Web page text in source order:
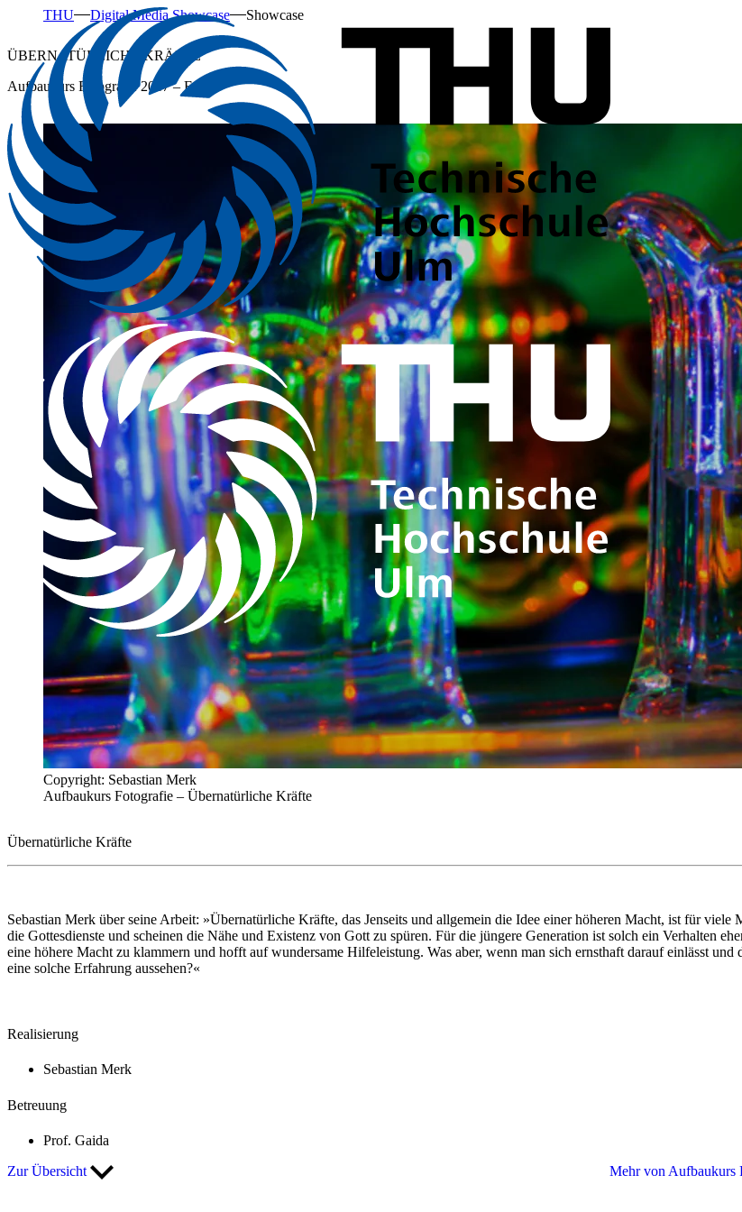
THU Digital Media Showcase Showcase
ÜBERNATÜRLICHE KRÄFTE
Aufbaukurs Fotografie 2017 – Essay
Copyright: Sebastian Merk
Aufbaukurs Fotografie – Übernatürliche Kräfte
Übernatürliche Kräfte
Sebastian Merk über seine Arbeit: »Übernatürliche Kräfte, das Jenseits und allgemein die Idee einer höheren Macht, ist für
die Gottesdienste und scheinen die Nähe und Existenz von Gott zu spüren. Für die jüngere Generation ist solch ein Verhalten
eine höhere Macht zu klammern und hofft auf wundersame Hilfeleistung. Was aber, wenn man sich ernsthaft darauf einlässt
eine solche Erfahrung aussehen?«
Realisierung
Sebastian Merk
Betreuung
Prof. Gaida
Zur Übersicht
Mehr von Aufbaukurs